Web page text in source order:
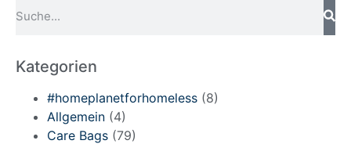
Kategorien
#homeplanetforhomeless (8)
Allgemein (4)
Care Bags (79)